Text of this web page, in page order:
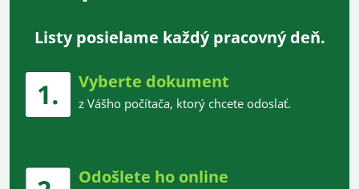
Listy posielame každý pracovný deň.
Vyberte dokument
z Vášho počítača, ktorý chcete odoslať.
Odošlete ho online